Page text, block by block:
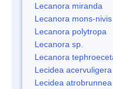
Lecanora miranda
Lecanora mons-nivis
Lecanora polytropa
Lecanora sp.
Lecanora
Lecidea acervuligera
Lecidea atrobrunnea